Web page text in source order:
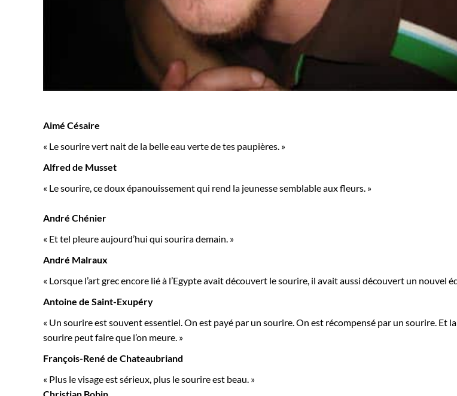
Aimé Césaire
« Le sourire vert nait de la belle eau verte de tes paupières. »
Alfred de Musset
« Le sourire, ce doux épanouissement qui rend la jeunesse semblable aux fleurs. »
André Chénier
« Et tel pleure aujourd’hui qui sourira demain. »
André Malraux
« Lorsque l’art grec encore lié à l’Egypte avait découvert le sourire, il avait aussi découvert un nouvel
Antoine de Saint-Exupéry
« Un sourire est souvent essentiel. On est payé par un sourire. On est récompensé par un sourire. Et
sourire peut faire que l’on meure. »
François-René de Chateaubriand
« Plus le visage est sérieux, plus le sourire est beau. »